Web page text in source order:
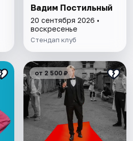
Вадим Постильный
20 сентября 2026 •
воскресенье
Стендап клуб
от 2 500 ₽